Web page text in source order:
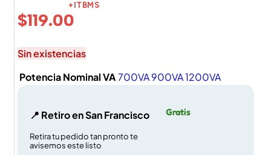
$119.00
+ITBMS
Sin existencias
Potencia Nominal VA700VA900VA1200VA
📍 Retiro en San Francisco
Retira tu pedido tan pronto te
avisemos este listo
Gratis